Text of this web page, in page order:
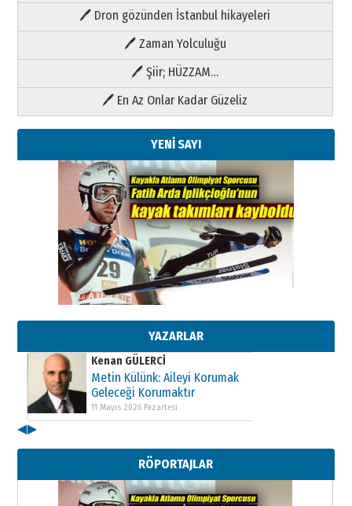
🖊 Dron gözünden İstanbul hikayeleri
🖊 Zaman Yolculuğu
🖊 Şiir; HÜZZAM…
🖊 En Az Onlar Kadar Güzeliz
YENİ SAYI
YAZARLAR
Kenan GÜLERCİ
Metin Külünk: Aileyi Korumak
11 Mayıs 2026 Pazartesi
Kenan GÜLERCİ
Metin Külünk: Aileyi Korumak
Geleceği Korumaktır
11 Mayıs 2026 Pazartesi
Metin Külünk: Aileyi Korumak
Geleceği Korumaktır
11 Mayıs 2026 Pazartesi
◀▶
RÖPORTAJLAR